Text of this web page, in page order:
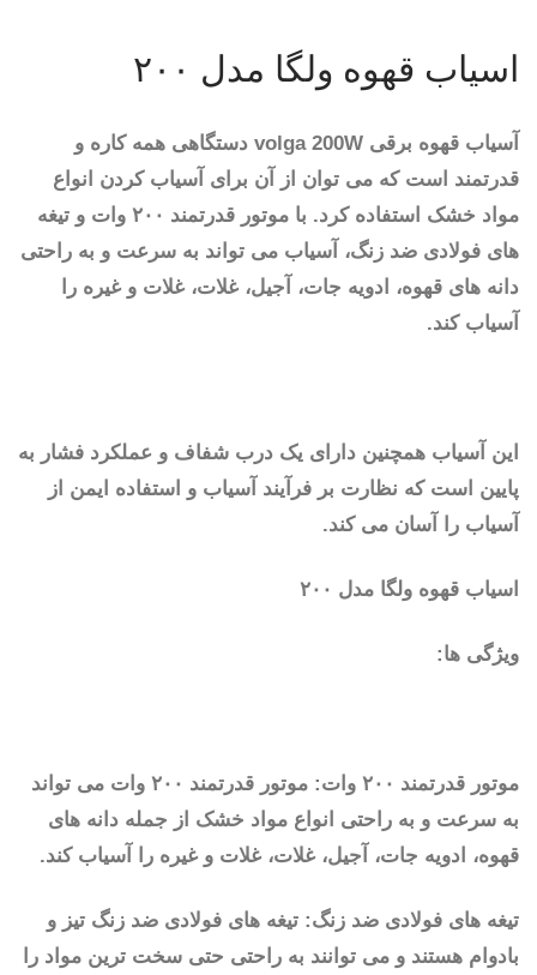
اسیاب قهوه ولگا مدل ۲۰۰
آسیاب قهوه برقی volga 200W دستگاهی همه کاره و
قدرتمند است که می توان از آن برای آسیاب کردن انواع
مواد خشک استفاده کرد. با موتور قدرتمند ۲۰۰ وات و تیغه
های فولادی ضد زنگ، آسیاب می تواند به سرعت و به راحتی
دانه های قهوه، ادویه جات، آجیل، غلات، غلات و غیره را
آسیاب کند.
این آسیاب همچنین دارای یک درب شفاف و عملکرد فشار به
پایین است که نظارت بر فرآیند آسیاب و استفاده ایمن از
آسیاب را آسان می کند.
اسیاب قهوه ولگا مدل ۲۰۰
ویژگی ها:
موتور قدرتمند ۲۰۰ وات: موتور قدرتمند ۲۰۰ وات می تواند
به سرعت و به راحتی انواع مواد خشک از جمله دانه های
قهوه، ادویه جات، آجیل، غلات، غلات و غیره را آسیاب کند.
تیغه های فولادی ضد زنگ: تیغه های فولادی ضد زنگ تیز و
بادوام هستند و می توانند به راحتی حتی سخت ترین مواد را